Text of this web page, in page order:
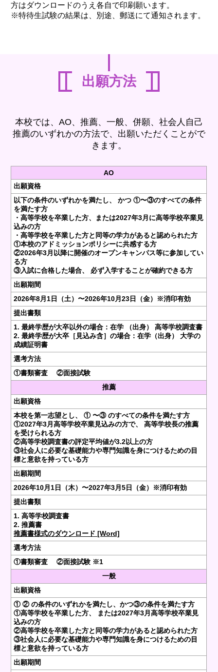
方はダウンロードのうえ各自で印刷願います。
※特待生試験の結果は、別途、郵送にて通知されます。
出願方法
本校では、AO、推薦、一般、併願、社会人自己
推薦のいずれかの方法で、出願いただくことがで
きます。
AO
出願資格
以下の条件のいずれかを満たし、 かつ ①〜③のすべての条件
を満たす方
・高等学校を卒業した方、または2027年3月に高等学校卒業見
込みの方
・高等学校を卒業した方と同等の学力があると認められた方
①本校のアドミッションポリシーに共感する方
②2026年3月以降に開催のオープンキャンパス等に参加してい
る方
③入試に合格した場合、 必ず入学することが確約できる方
出願期間
2026年8月1日（土）〜2026年10月23日（金）※消印有効
提出書類
1. 最終学歴が大卒以外の場合：在学 （出身） 高等学校調査書
2. 最終学歴が大卒［見込み含］の場合：在学（出身） 大学の
成績証明書
選考方法
①書類審査 ②面接試験
推薦
出願資格
本校を第一志望とし、 ① 〜③ のすべての条件を満たす方
①2027年3月高等学校卒業見込みの方で、 高等学校長の推薦
を受けられる方
②高等学校調査書の評定平均値が3.2以上の方
③社会人に必要な基礎能力や専門知識を身につけるための目
標と意欲を持っている方
出願期間
2026年10月1日（木）〜2027年3月5日（金）※消印有効
提出書類
1. 高等学校調査書
2. 推薦書
推薦書様式のダウンロード [Word]
選考方法
①書類審査 ②面接試験 ※1
一般
出願資格
① ② の条件のいずれかを満たし、かつ③の条件を満たす方
①高等学校を卒業した方、 または2027年3月高等学校卒業見
込みの方
②高等学校を卒業した方と同等の学力があると認められた方
③社会人に必要な基礎能力や専門知識を身につけるための目
標と意欲を持っている方
出願期間